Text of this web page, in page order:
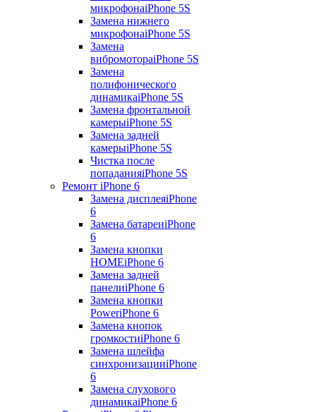
микрофонаiPhone 5S
Замена нижнего
микрофонаiPhone 5S
Замена
вибромотораiPhone 5S
Замена
полифонического
динамикаiPhone 5S
Замена фронтальной
камерыiPhone 5S
Замена задней
камерыiPhone 5S
Чистка после
попаданияiPhone 5S
Ремонт iPhone 6
Замена дисплеяiPhone
6
Замена батареиiPhone
6
Замена кнопки
HOMEiPhone 6
Замена задней
панелиiPhone 6
Замена кнопки
PoweriPhone 6
Замена кнопок
громкостиiPhone 6
Замена шлейфа
синхронизацииiPhone
6
Замена слухового
динамикаiPhone 6